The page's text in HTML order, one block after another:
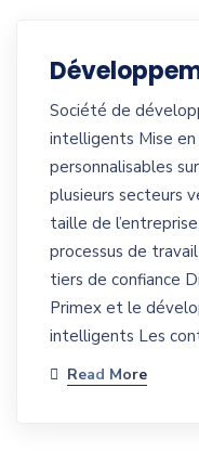
Société de
intelligents Mise
personnalisables
plusieurs secteurs
taille de
processus de
tiers de confiance
Primex et le
intelligents Les
Read More